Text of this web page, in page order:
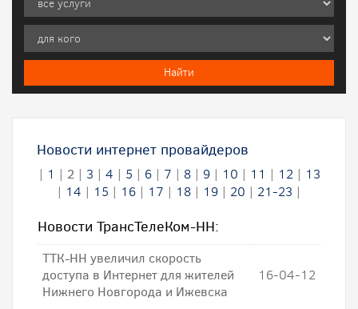
Новости интернет провайдеров
| 1 | 2| 3 | 4 | 5 | 6| 7 | 8| 9| 10 | 11 | 12| 13
| 14 | 15 | 16 | 17 | 18 | 19 | 20 | 21-23 |
Новости ТрансТелеКом-НН:
ТТК-НН увеличил скорость
доступа в Интернет для жителей
Нижнего Новгорода и Ижевска
16-04-12